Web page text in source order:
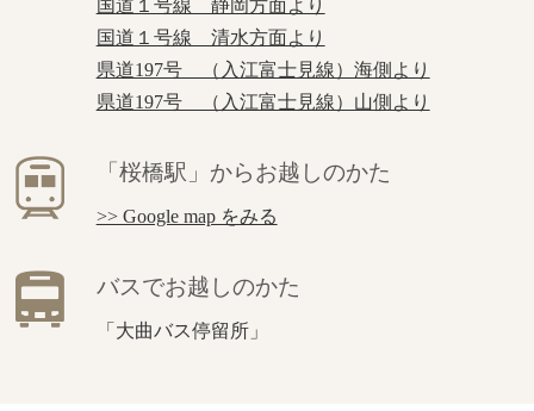
国道１号線 静岡方面より
国道１号線 清水方面より
県道197号 （入江富士見線）海側より
県道197号 （入江富士見線）山側より
「桜橋駅」からお越しのかた
>> Google map をみる
バスでお越しのかた
「大曲バス停留所」